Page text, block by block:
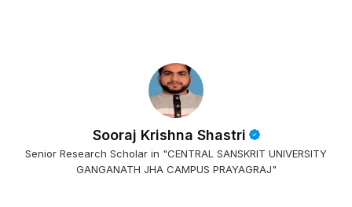
Sooraj Krishna Shastri
Senior Research Scholar in "CENTRAL SANSKRIT UNIVERSITY
GANGANATH JHA CAMPUS PRAYAGRAJ"